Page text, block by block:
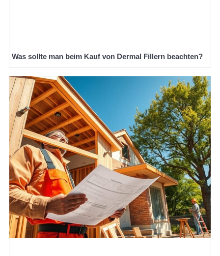
Was sollte man beim Kauf von Dermal Fillern beachten?